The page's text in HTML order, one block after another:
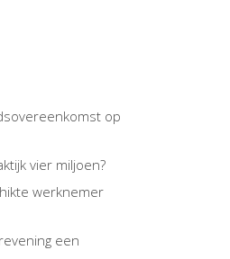
op
vier miljoen?
werknemer
een